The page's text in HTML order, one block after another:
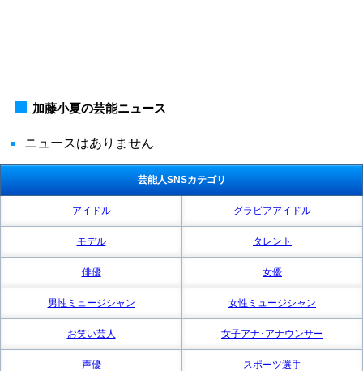
加藤小夏の芸能ニュース
ニュースはありません
芸能人SNSカテゴリ
アイドル グラビアアイドル
モデル タレント
俳優 女優
男性ミュージシャン 女性ミュージシャン
お笑い芸人 女子アナ･アナウンサー
声優 スポーツ選手